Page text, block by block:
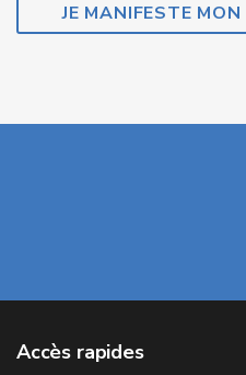
JE MANIFESTE
Accès rapides